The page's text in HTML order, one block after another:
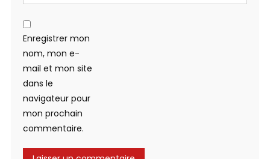
Enregistrer mon
nom, mon e-
mail et mon site
dans le
navigateur pour
mon prochain
commentaire.